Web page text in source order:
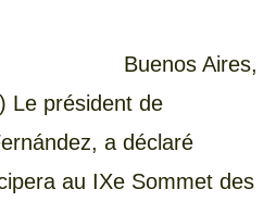
Buenos Aires,
Le président de
a déclaré
au IXe Sommet des